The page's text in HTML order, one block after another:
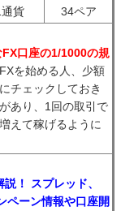
通貨
34ペア
FX口座の1/1000の規
を始める人、少額
チェックしておき
あり、1回の取引で
えて稼げるように
！ スプレッド、
ペーン情報や口座開